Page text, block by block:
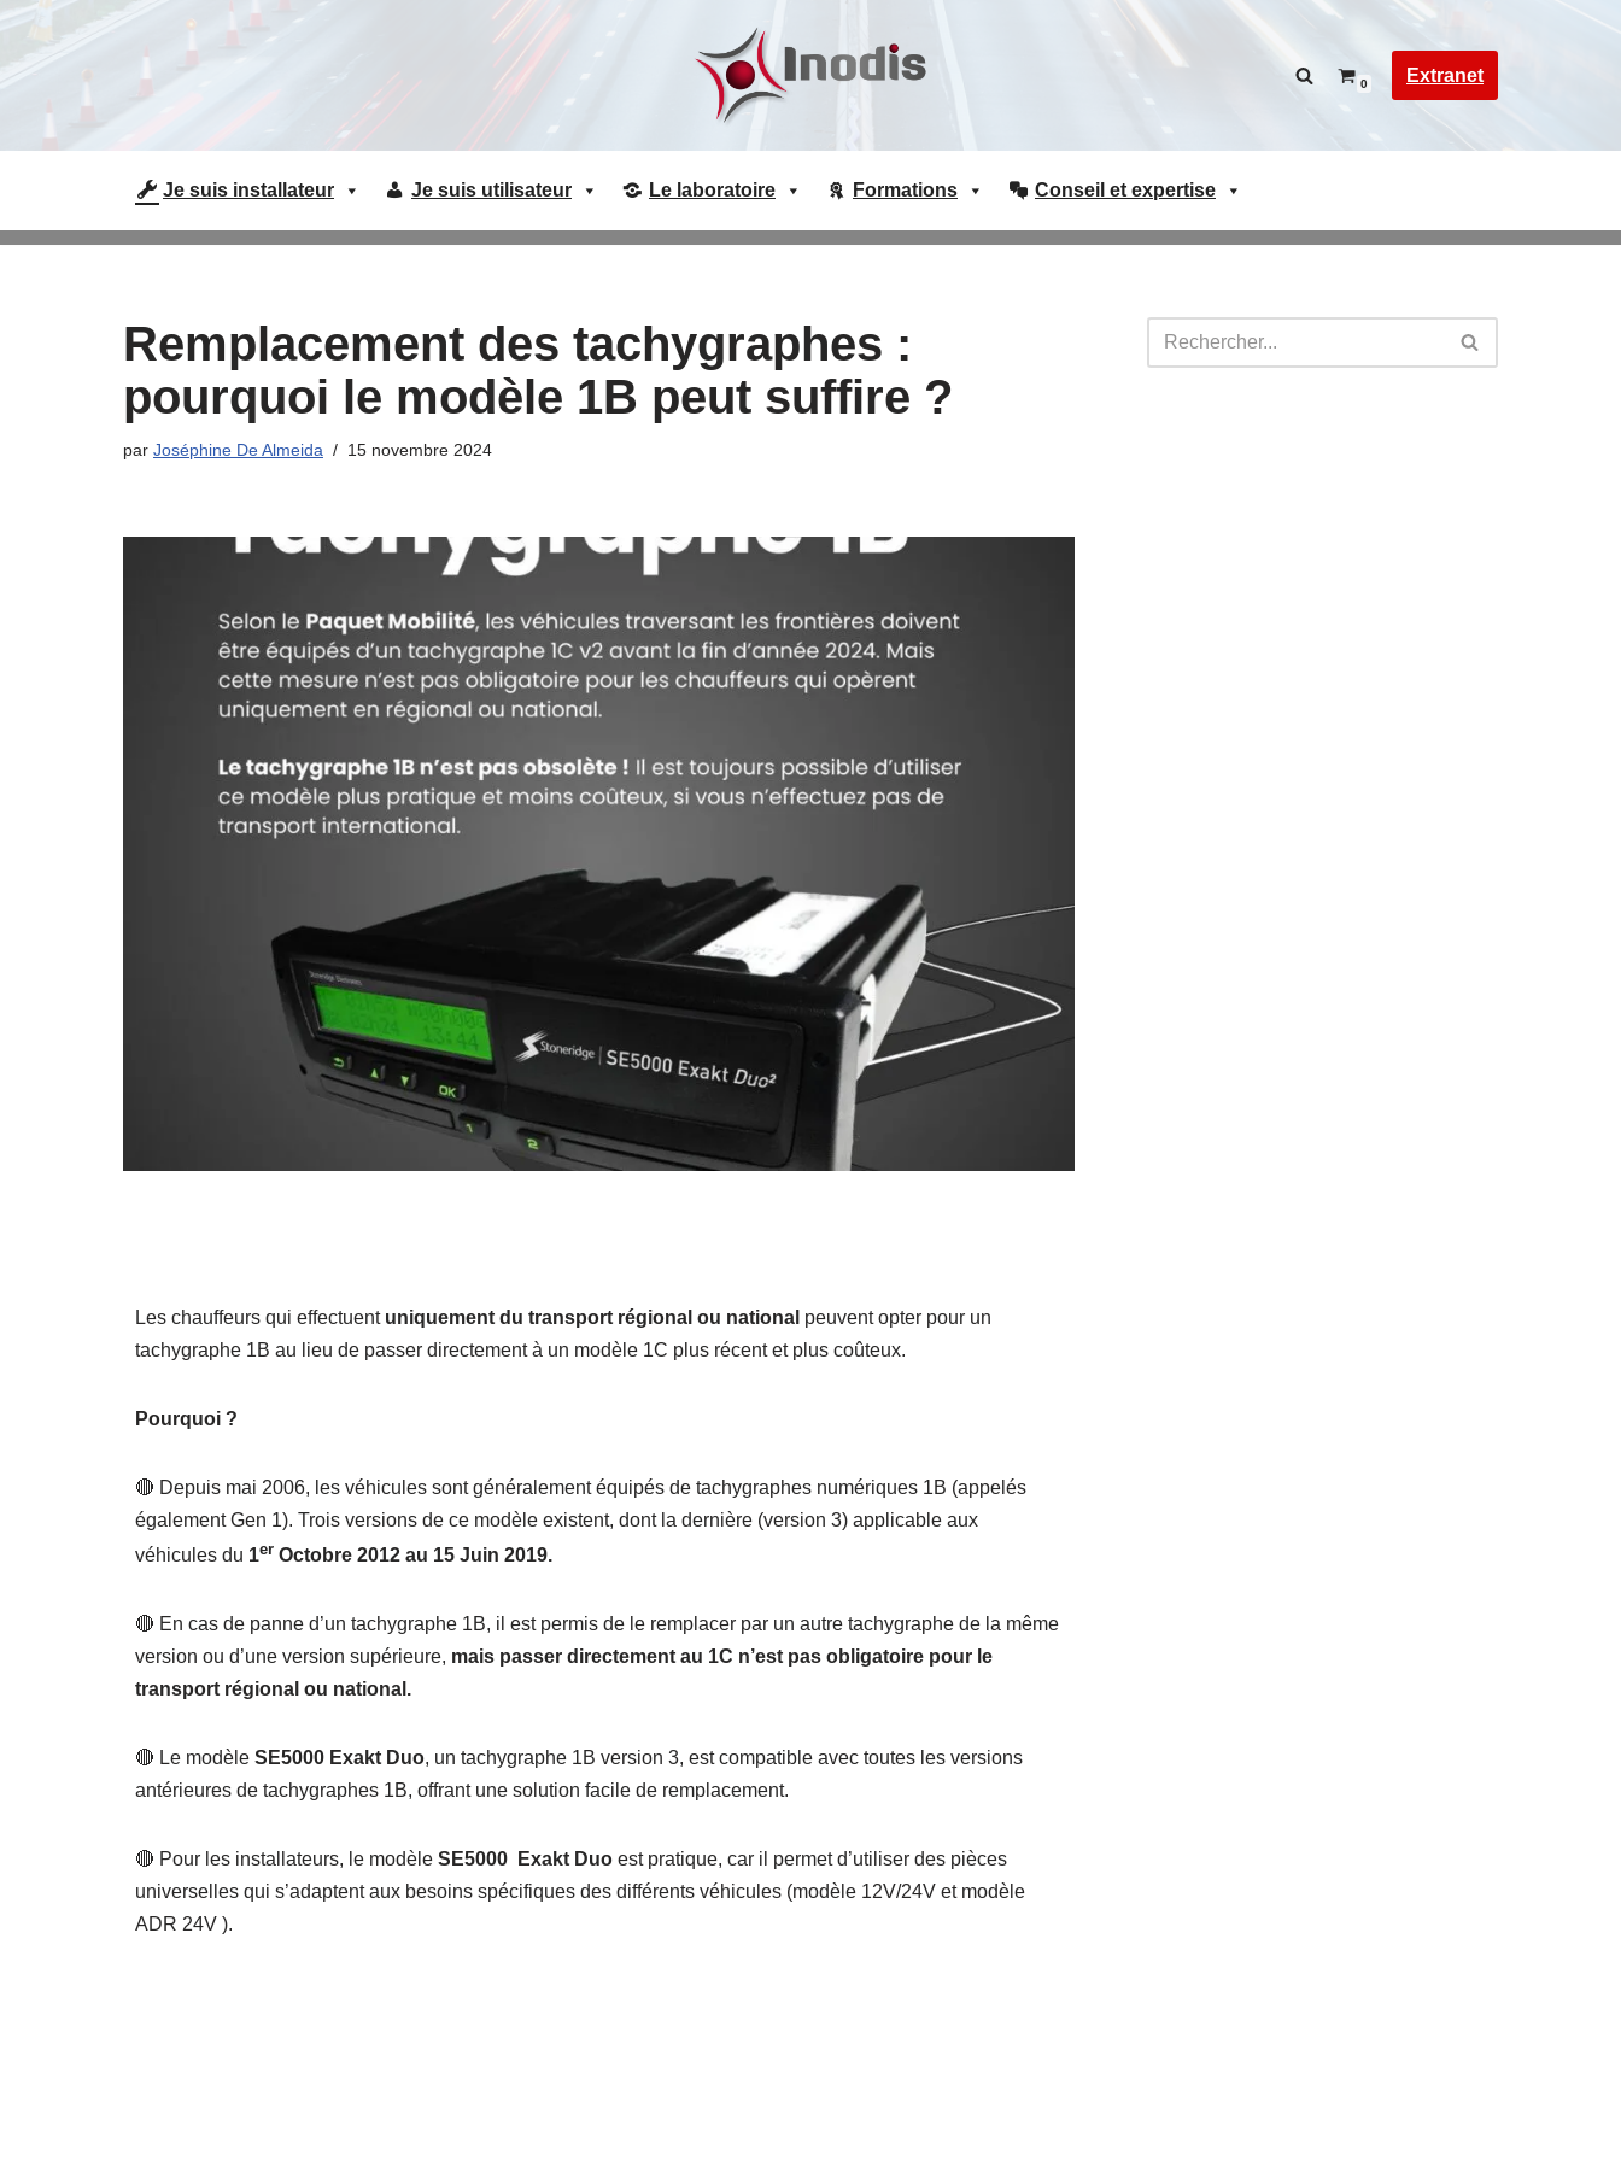
0 Extranet
Je suis installateur Je suis utilisateur Le laboratoire Formations Conseil et expertise
Remplacement des tachygraphes :
pourquoi le modèle 1B peut suffire ?
par Joséphine De Almeida 15 novembre 2024
Les chauffeurs qui effectuent uniquement du transport régional ou national peuvent opter pour un
tachygraphe 1B au lieu de passer directement à un modèle 1C plus récent et plus coûteux.
Pourquoi ?
🔴 Depuis mai 2006, les véhicules sont généralement équipés de tachygraphes numériques 1B (appelés
également Gen 1). Trois versions de ce modèle existent, dont la dernière (version 3) applicable aux
véhicules du 1er Octobre 2012 au 15 Juin 2019.
🔴 En cas de panne d’un tachygraphe 1B, il est permis de le remplacer par un autre tachygraphe de la même
version ou d’une version supérieure, mais passer directement au 1C n’est pas obligatoire pour le
transport régional ou national.
🔴 Le modèle SE5000 Exakt Duo, un tachygraphe 1B version 3, est compatible avec toutes les versions
antérieures de tachygraphes 1B, offrant une solution facile de remplacement.
🔴 Pour les installateurs, le modèle SE5000 Exakt Duo est pratique, car il permet d’utiliser des pièces
universelles qui s’adaptent aux besoins spécifiques des différents véhicules (modèle 12V/24V et modèle
ADR 24V ).